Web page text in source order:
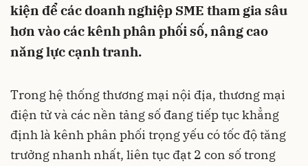
kiện để các doanh nghiệp SME tham gia sâu
hơn vào các kênh phân phối số, nâng cao
năng lực cạnh tranh.
Trong hệ thống thương mại nội địa, thương mại
điện tử và các nền tảng số đang tiếp tục khẳng
định là kênh phân phối trọng yếu có tốc độ tăng
trưởng nhanh nhất, liên tục đạt 2 con số trong